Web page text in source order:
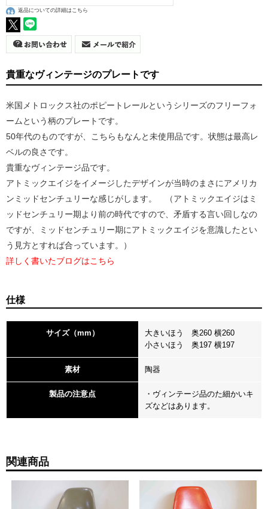
返品についての詳細はこちら
貴重なヴィンテージのプレートです
米国メトロックス社のポピートレールというシリーズのフリーフォ
ームという柄のプレートです。
50年代のものですが、こちらもなんと未使用品です。状態は最高レ
ベルの良さです。
貴重なヴィンテージ品です。
アトミックエイジをイメージしたデザインが当時のまさにアメリカ
ンミッドセンチュリーな感じがします。 （アトミックエイジはミ
ッドセンチュリー期より前の時代ですので、矛盾する言い回しなの
ですが、ミッドセンチュリー期にアトミックエイジを意識したとい
う見方とすれば合っています。）
詳しく書いたブログはこちら
仕様
サイズ（mm）
大きいほう 奥260 横260
小さいほう 奥197 横197
素材 陶器
製品の注意点
・ヴィンテージ品のた細かいキ
ズなどはあります。
関連商品